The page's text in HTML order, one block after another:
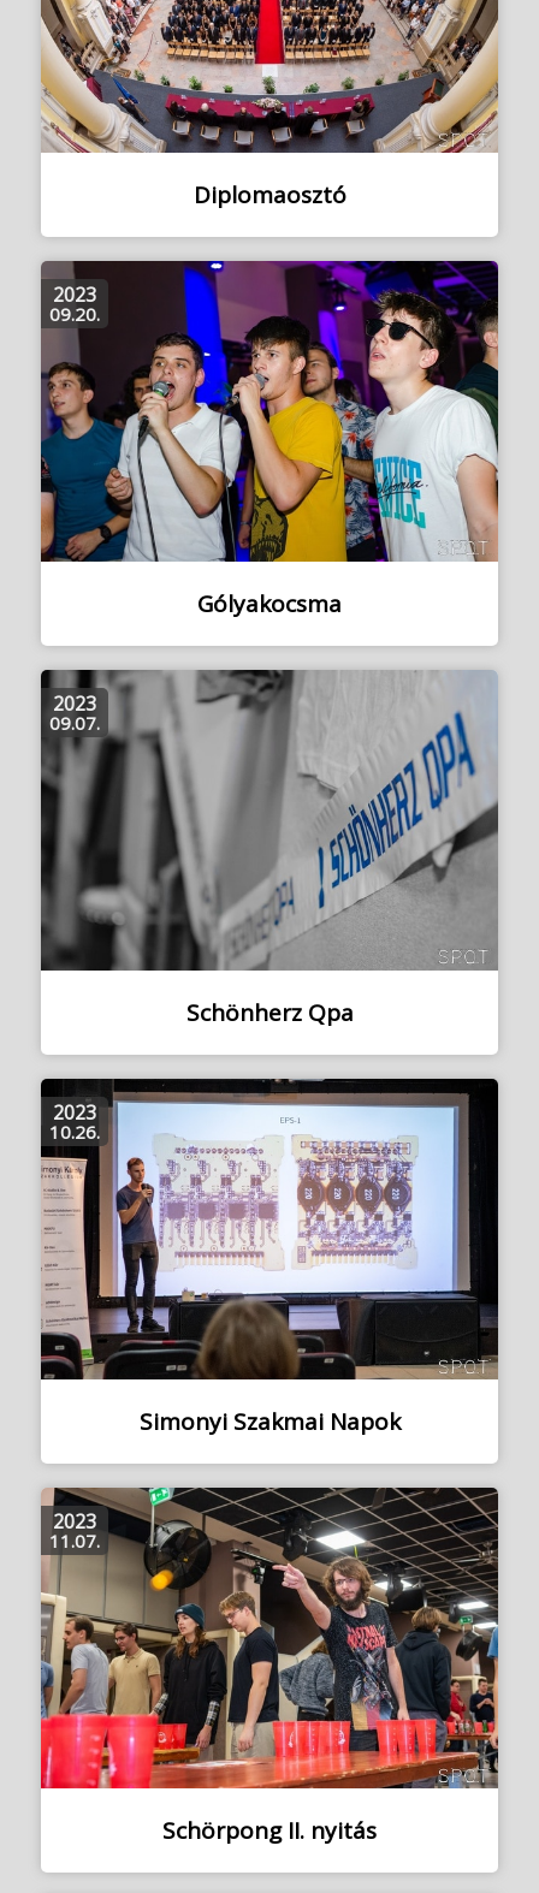
Diplomaosztó
Gólyakocsma
2023
09.20.
Schönherz Qpa
2023
09.07.
Simonyi Szakmai Napok
2023
10.26.
Schörpong II. nyitás
2023
11.07.